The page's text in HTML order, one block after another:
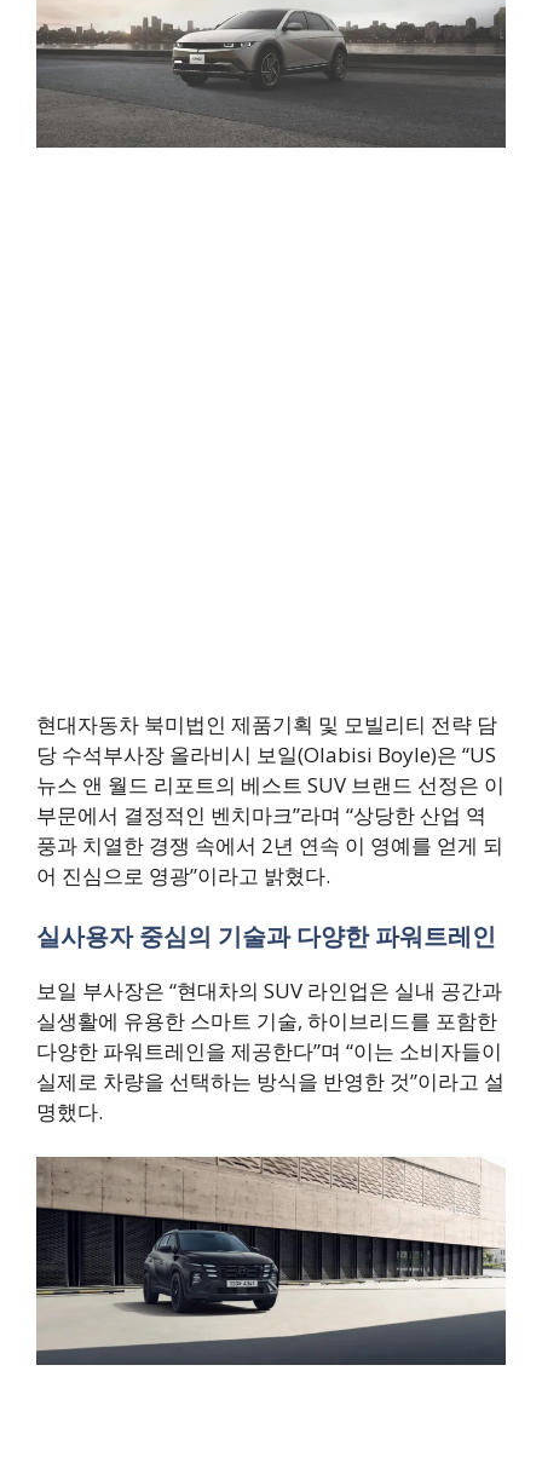
현대자동차 북미법인 제품기획 및 모빌리티 전략 담
당 수석부사장 올라비시 보일(Olabisi Boyle)은 “US
뉴스 앤 월드 리포트의 베스트 SUV 브랜드 선정은 이
부문에서 결정적인 벤치마크”라며 “상당한 산업 역
풍과 치열한 경쟁 속에서 2년 연속 이 영예를 얻게 되
어 진심으로 영광”이라고 밝혔다.
실사용자 중심의 기술과 다양한 파워트레인
보일 부사장은 “현대차의 SUV 라인업은 실내 공간과
실생활에 유용한 스마트 기술, 하이브리드를 포함한
다양한 파워트레인을 제공한다”며 “이는 소비자들이
실제로 차량을 선택하는 방식을 반영한 것”이라고 설
명했다.